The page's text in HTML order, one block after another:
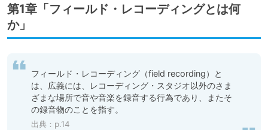
第1章「フィールド・レコーディングとは何
か」
フィールド・レコーディング（field recording）と
は、広義には、レコーディング・スタジオ以外のさま
ざまな場所で音や音楽を録音する行為であり、またそ
の録音物のことを指す。
出典：p.14